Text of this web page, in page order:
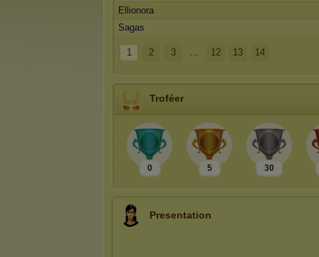
Ellionora
Sagas
1 2 3 ... 12 13 14
Troféer
0 5 30
Presentation